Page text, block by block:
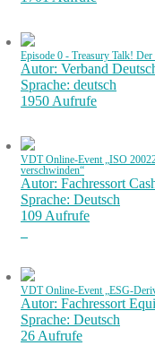
Episode 0 - Treasury Talk! Der
Autor: Verband
Sprache: deutsch
1950 Aufrufe
VDT Online-Event „ISO
verschwinden“
Autor: Fachressort
Sprache: Deutsch
109 Aufrufe
VDT Online-Event „ESG-
Autor: Fachressort
Sprache: Deutsch
26 Aufrufe